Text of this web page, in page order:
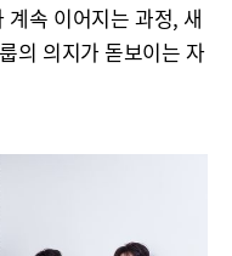
속 이어지는 과정, 새
의 의지가 돋보이는 자